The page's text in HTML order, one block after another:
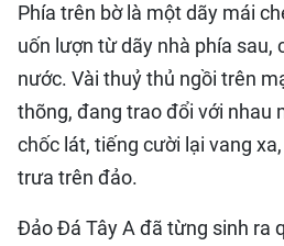
Phía trên bờ là một dãy mái
uốn lượn từ dãy nhà phía sau,
nước. Vài thuỷ thủ ngồi trên
thõng, đang trao đổi với nhau
chốc lát, tiếng cười lại vang
trưa trên đảo.
Đảo Đá Tây A đã từng sinh ra